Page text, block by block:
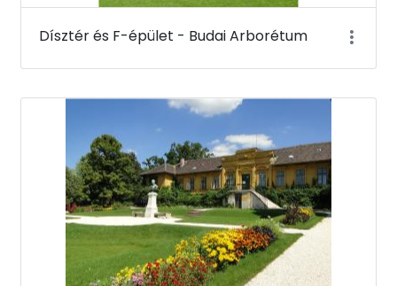
Dísztér és F-épület - Budai Arborétum